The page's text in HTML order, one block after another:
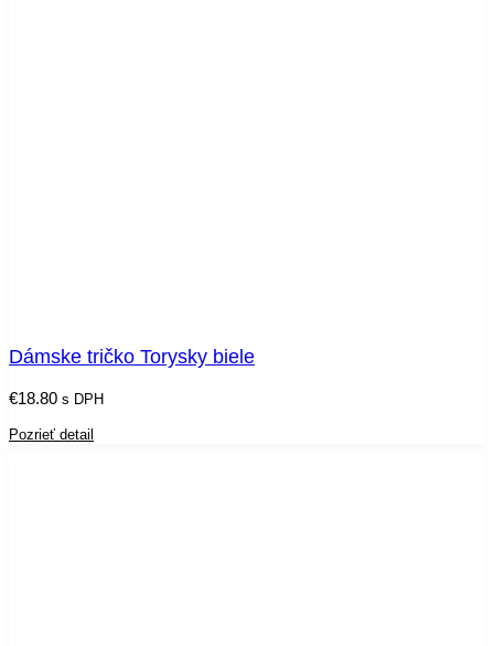
Dámske tričko Torysky biele
€18.80 s DPH
Pozrieť detail